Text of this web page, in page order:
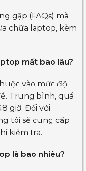
gặp (FAQs) mà
chữa laptop, kèm
mất bao lâu?
vào mức độ
Trung bình, quá
giờ. Đối với
tôi sẽ cung cấp
kiểm tra.
là bao nhiêu?